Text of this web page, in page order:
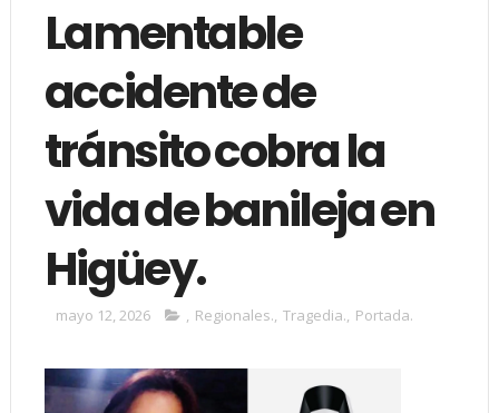
Lamentable
accidente de
tránsito cobra la
vida de banileja en
Higüey.
mayo 12, 2026 , Regionales., Tragedia., Portada.